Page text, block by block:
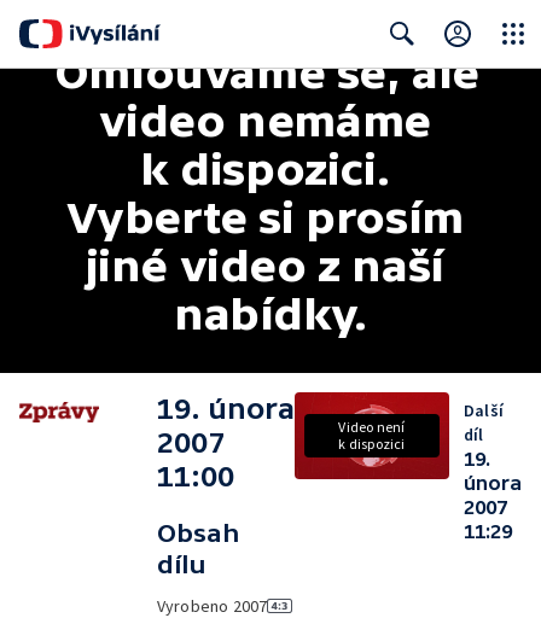
Search
Omlouváme se, ale
video nemáme
k dispozici.
Vyberte si prosím
jiné video z naší
nabídky.
19. února
2007
11:00
Obsah
dílu
Vyrobeno 2007
Video není
k dispozici
Další
díl
19.
února
2007
11:29